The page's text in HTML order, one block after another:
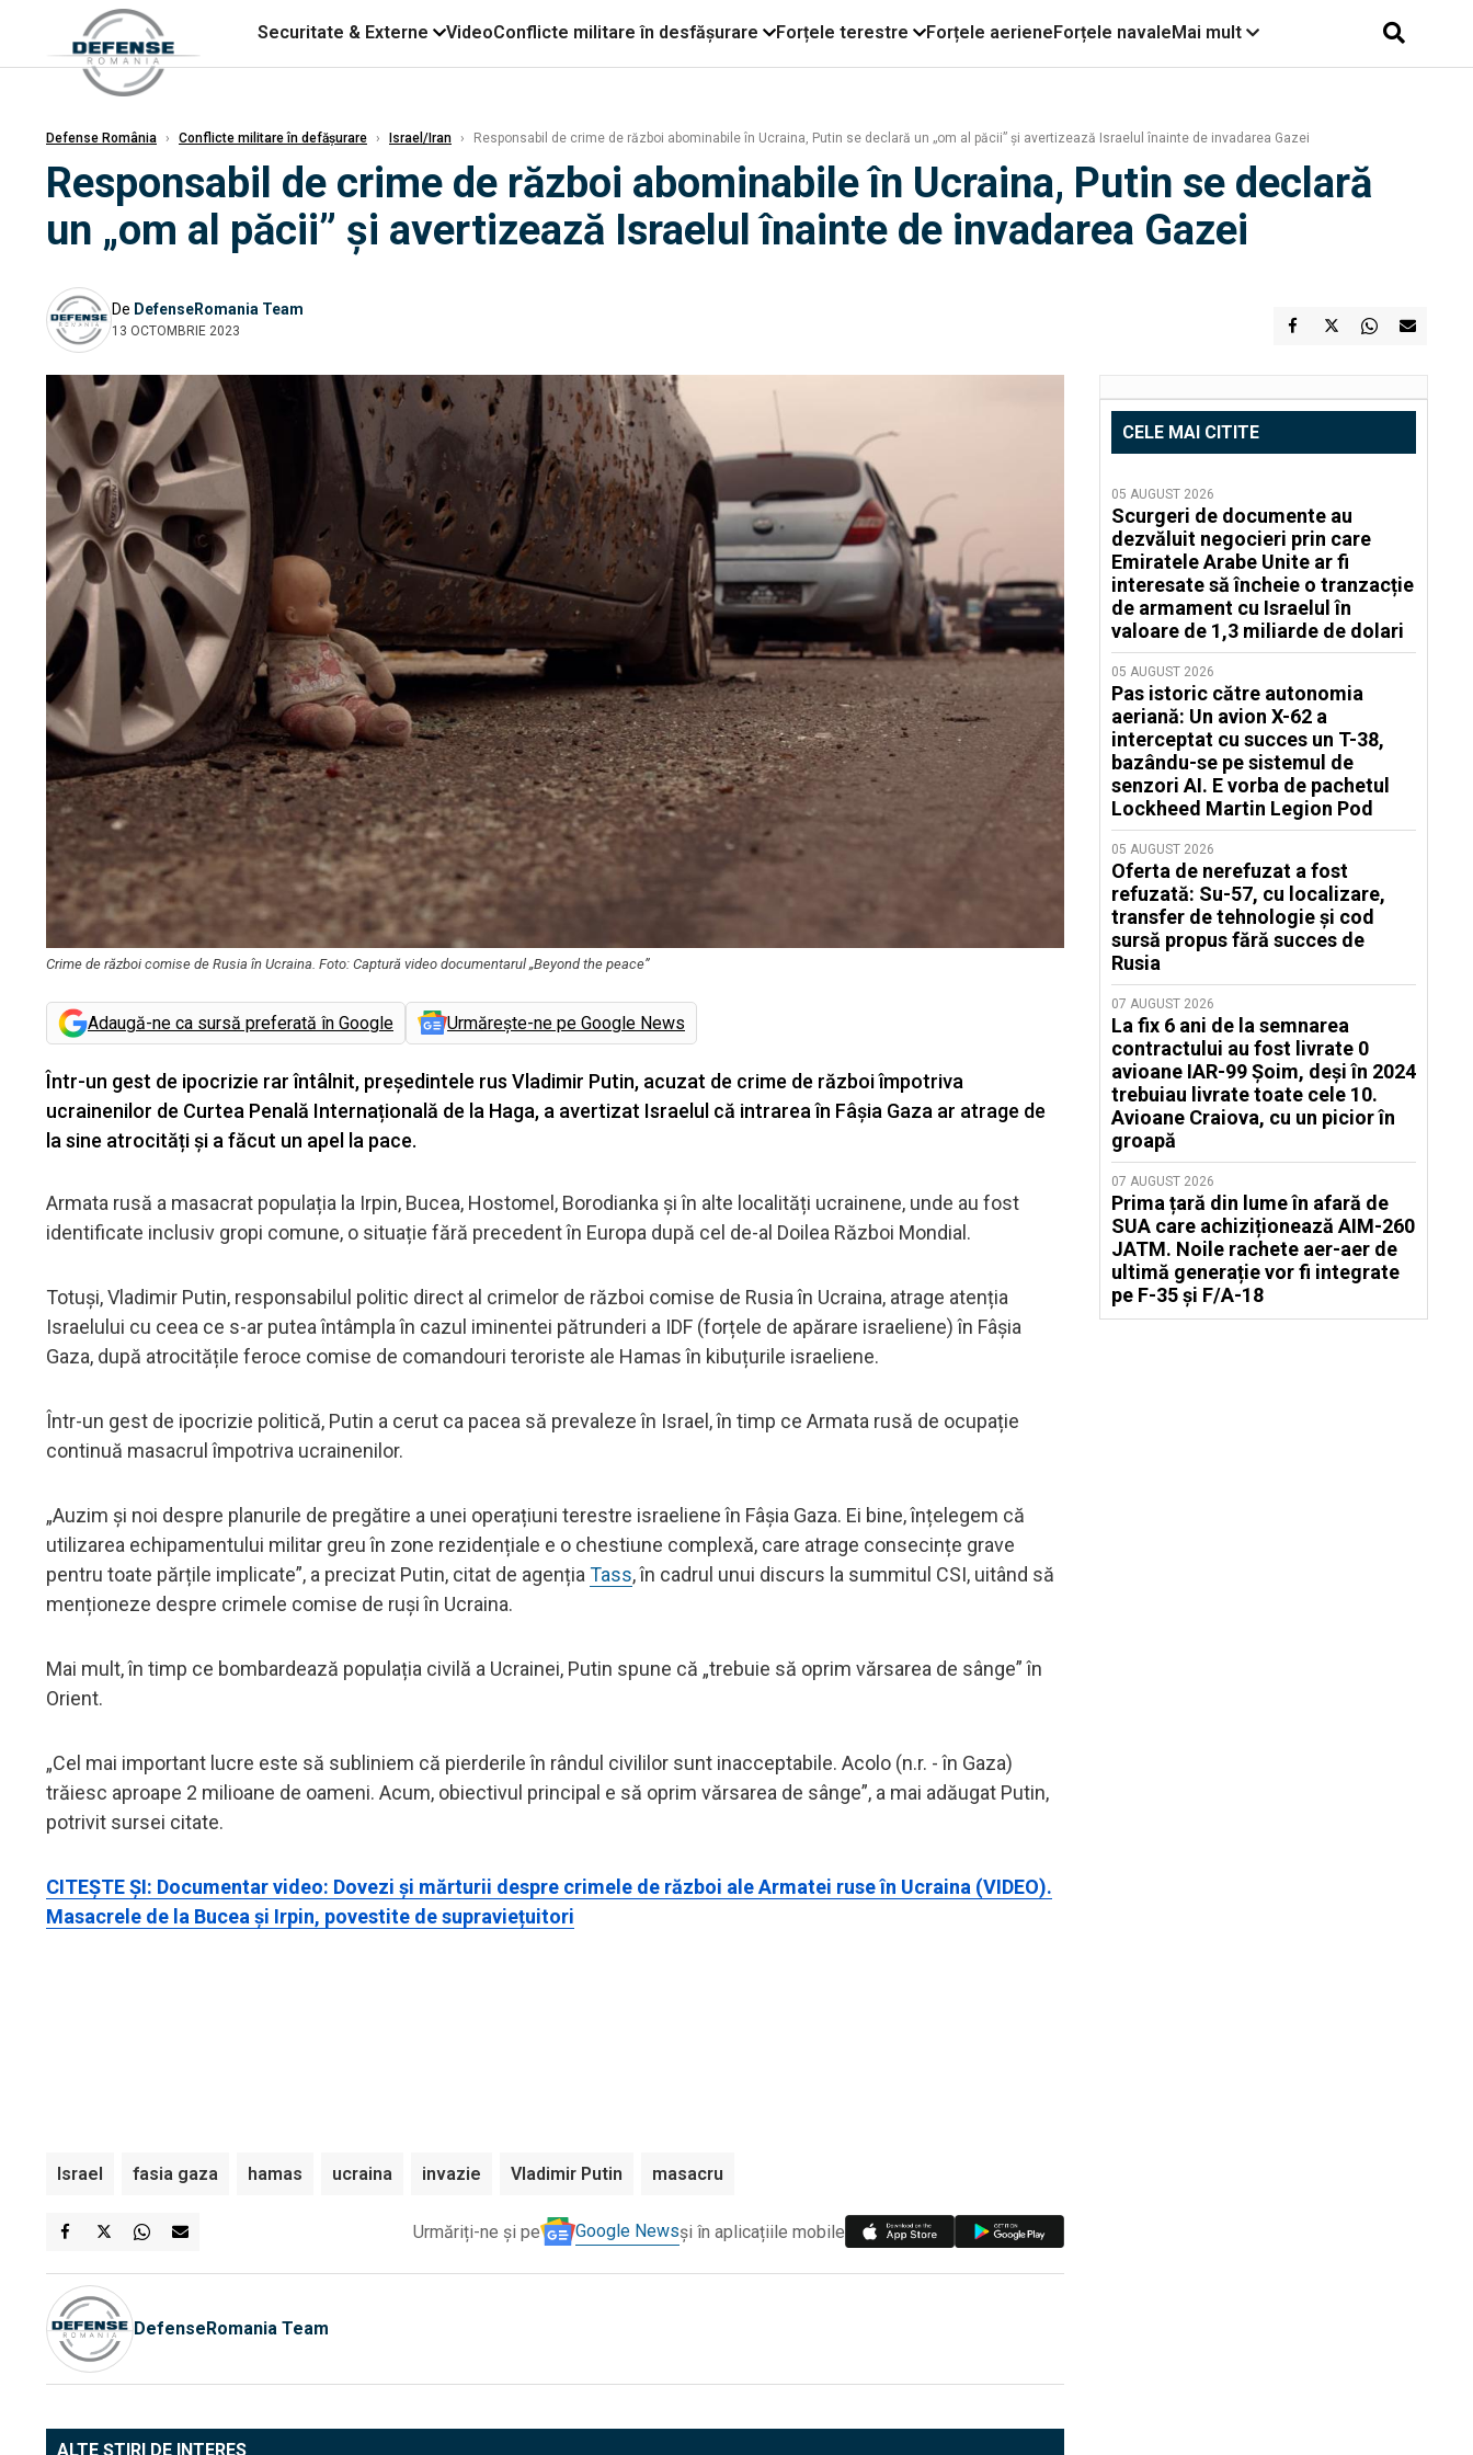
Securitate & Externe VideoConflicte militare în desfășurare Forțele terestre Forțele aerieneForțele navaleMai mult
Defense România › Conflicte militare în defășurare › Israel/Iran › Responsabil de crime de război abominabile în Ucraina, Putin se declară un „om al păcii” și avertizează Israelul înainte de invadarea Gazei
Responsabil de crime de război abominabile în Ucraina, Putin se declară
un „om al păcii” și avertizează Israelul înainte de invadarea Gazei
De DefenseRomania Team
13 OCTOMBRIE 2023
Crime de război comise de Rusia în Ucraina. Foto: Captură video documentarul „Beyond the peace”
Adaugă-ne ca sursă preferată în Google Urmărește-ne pe Google News
Într-un gest de ipocrizie rar întâlnit, președintele rus Vladimir Putin, acuzat de crime de război împotriva
ucrainenilor de Curtea Penală Internațională de la Haga, a avertizat Israelul că intrarea în Fâșia Gaza ar atrage de
la sine atrocități și a făcut un apel la pace.
Armata rusă a masacrat populația la Irpin, Bucea, Hostomel, Borodianka și în alte localități ucrainene, unde au fost
identificate inclusiv gropi comune, o situație fără precedent în Europa după cel de-al Doilea Război Mondial.
Totuși, Vladimir Putin, responsabilul politic direct al crimelor de război comise de Rusia în Ucraina, atrage atenția
Israelului cu ceea ce s-ar putea întâmpla în cazul iminentei pătrunderi a IDF (forțele de apărare israeliene) în Fâșia
Gaza, după atrocitățile feroce comise de comandouri teroriste ale Hamas în kibuțurile israeliene.
Într-un gest de ipocrizie politică, Putin a cerut ca pacea să prevaleze în Israel, în timp ce Armata rusă de ocupație
continuă masacrul împotriva ucrainenilor.
„Auzim și noi despre planurile de pregătire a unei operațiuni terestre israeliene în Fâșia Gaza. Ei bine, înțelegem că
utilizarea echipamentului militar greu în zone rezidențiale e o chestiune complexă, care atrage consecințe grave
pentru toate părțile implicate”, a precizat Putin, citat de agenția Tass, în cadrul unui discurs la summitul CSI, uitând să
menționeze despre crimele comise de ruși în Ucraina.
Mai mult, în timp ce bombardează populația civilă a Ucrainei, Putin spune că „trebuie să oprim vărsarea de sânge” în
Orient.
„Cel mai important lucre este să subliniem că pierderile în rândul civililor sunt inacceptabile. Acolo (n.r. - în Gaza)
trăiesc aproape 2 milioane de oameni. Acum, obiectivul principal e să oprim vărsarea de sânge”, a mai adăugat Putin,
potrivit sursei citate.
CITEȘTE ȘI: Documentar video: Dovezi și mărturii despre crimele de război ale Armatei ruse în Ucraina (VIDEO).
Masacrele de la Bucea și Irpin, povestite de supraviețuitori
Israel fasia gaza hamas ucraina invazie Vladimir Putin masacru
Urmăriți-ne și pe Google Newsși în aplicațiile mobile
DefenseRomania Team
ALTE ȘTIRI DE INTERES
CELE MAI CITITE
05 AUGUST 2026
Scurgeri de documente au
dezvăluit negocieri prin care
Emiratele Arabe Unite ar fi
interesate să încheie o tranzacție
de armament cu Israelul în
valoare de 1,3 miliarde de dolari
05 AUGUST 2026
Pas istoric către autonomia
aeriană: Un avion X-62 a
interceptat cu succes un T-38,
bazându-se pe sistemul de
senzori AI. E vorba de pachetul
Lockheed Martin Legion Pod
05 AUGUST 2026
Oferta de nerefuzat a fost
refuzată: Su-57, cu localizare,
transfer de tehnologie și cod
sursă propus fără succes de
Rusia
07 AUGUST 2026
La fix 6 ani de la semnarea
contractului au fost livrate 0
avioane IAR-99 Șoim, deși în 2024
trebuiau livrate toate cele 10.
Avioane Craiova, cu un picior în
groapă
07 AUGUST 2026
Prima țară din lume în afară de
SUA care achiziționează AIM-260
JATM. Noile rachete aer-aer de
ultimă generație vor fi integrate
pe F-35 și F/A-18